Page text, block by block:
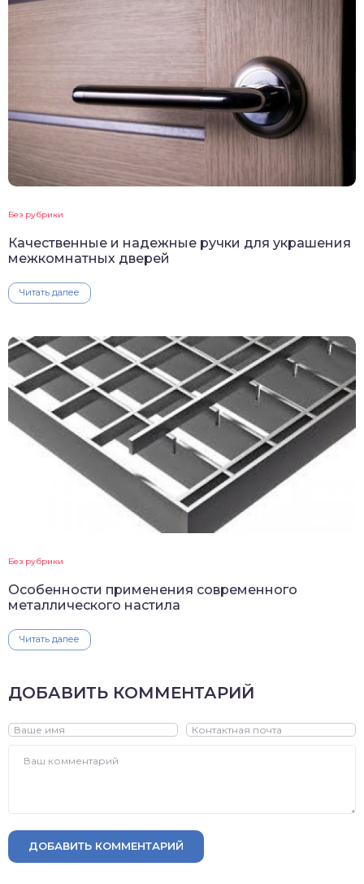
Без рубрики
Качественные и надежные ручки для украшения
межкомнатных дверей
Читать далее
Без рубрики
Особенности применения современного
металлического настила
Читать далее
ДОБАВИТЬ КОММЕНТАРИЙ
ДОБАВИТЬ КОММЕНТАРИЙ